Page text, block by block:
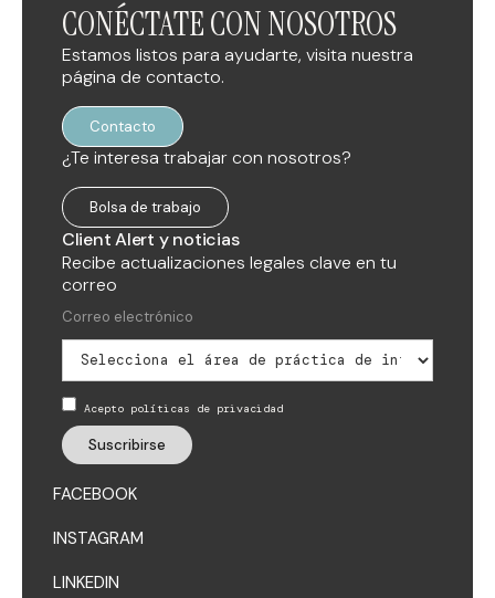
CONÉCTATE CON NOSOTROS
Estamos listos para ayudarte, visita nuestra
página de contacto.
Contacto
¿Te interesa trabajar con nosotros?
Bolsa de trabajo
Client Alert y noticias
Recibe actualizaciones legales clave en tu
correo
Acepto políticas de privacidad
Facebook
FACEBOOK
Instagram
INSTAGRAM
LINKEDIN